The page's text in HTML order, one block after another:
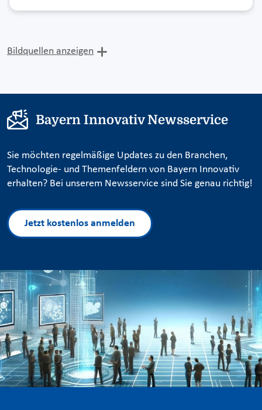
Bildquellen anzeigen
Bayern Innovativ Newsservice
Sie möchten regelmäßige Updates zu den Branchen,
Technologie- und Themenfeldern von Bayern Innovativ
erhalten? Bei unserem Newsservice sind Sie genau richtig!
Jetzt kostenlos anmelden